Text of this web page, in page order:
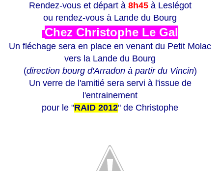
Rendez-vous et départ à 8h45à Leslégot
ou rendez-vous à Lande du Bourg
Chez Christophe Le Gal
Un fléchage sera en place en venant du Petit Molac
vers la Lande du Bourg
(direction bourg d'Arradon à partir du Vincin)
Un verre de l'amitié sera servi à l'issue de
l'entrainement
pour le "RAID 2012" de Christophe